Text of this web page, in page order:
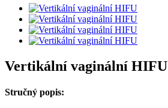
Vertikální vaginální HIFU
Stručný popis: